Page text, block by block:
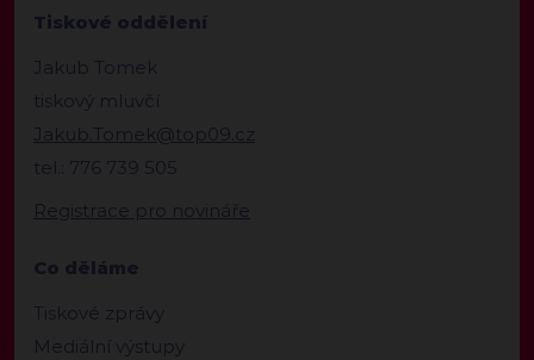
Tiskové oddělení
Jakub Tomek
tiskový mluvčí
Jakub.Tomek@top09.cz
tel.: 776 739 505
Registrace pro novináře
Co děláme
Tiskové zprávy
Mediální výstupy